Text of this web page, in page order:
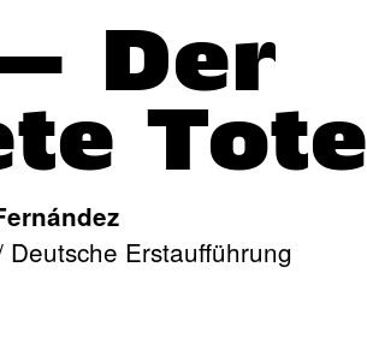
Der
Tote
Erstaufführung